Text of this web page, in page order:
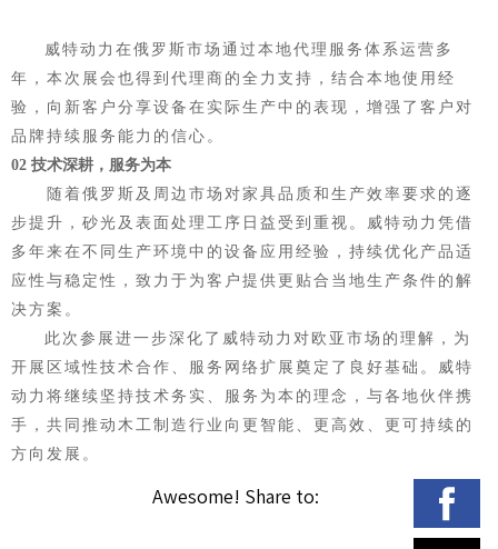
威特动力在俄罗斯市场通过本地代理服务体系运营多
年，本次展会也得到代理商的全力支持，结合本地使用经
验，向新客户分享设备在实际生产中的表现，增强了客户对
品牌持续服务能力的信心。
02 技术深耕，服务为本
随着俄罗斯及周边市场对家具品质和生产效率要求的逐
步提升，砂光及表面处理工序日益受到重视。威特动力凭借
多年来在不同生产环境中的设备应用经验，持续优化产品适
应性与稳定性，致力于为客户提供更贴合当地生产条件的解
决方案。
此次参展进一步深化了威特动力对欧亚市场的理解，为
开展区域性技术合作、服务网络扩展奠定了良好基础。威特
动力将继续坚持技术务实、服务为本的理念，与各地伙伴携
手，共同推动木工制造行业向更智能、更高效、更可持续的
方向发展。
Awesome! Share to: